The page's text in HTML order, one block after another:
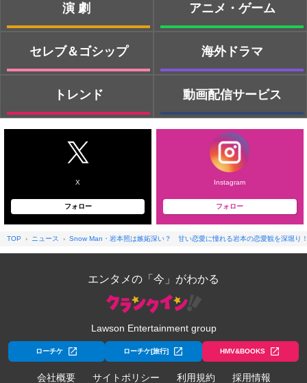
演劇
セレブ＆ゴシップ
トレンド
アニメ・ゲーム
海外ドラマ
動画配信サービス
X
フォロー
Instagram
フォロー
TOP ニュース Snow Man・岩本照は嫉妬深い？ 甘い恋愛に憧れる岩本の恋愛観を深堀り
エンタメの「今」がわかる
Lawson Entertainment group
ローチケ ローチケ[旅行] HMV&BOOKS
会社概要 サイトポリシー 利用規約 採用情報